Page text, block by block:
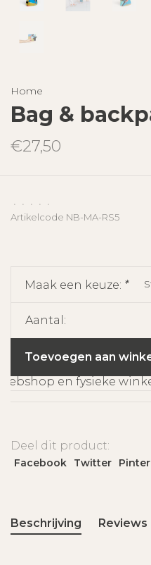
Home
Bag &
€27,50
• • • •
•
Artikelcode NB-MA-RS5
Maak een keuze: *
Aantal:
Toevoegen aan
en fysieke
Deel dit product:
Facebook Twitter
Beschrijving Reviews